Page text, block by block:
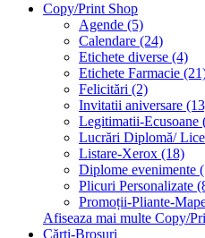
Copy/Print Shop
Agende (5)
Calendare (24)
Etichete diverse (4)
Etichete Farmacie
Felicitări (2)
Invitatii aniversare
Legitimatii-Ecusoane
Lucrări Diplomă/
Listare-Xerox (18)
Diplome evenimente
Plicuri Personalizate
Promoții-Pliante-
Afiseaza mai multe Copy/
Cărți-Broșuri